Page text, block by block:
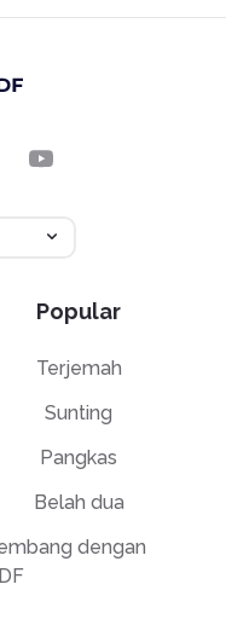
Popular
Terjemah
Sunting
Pangkas
Belah dua
dengan